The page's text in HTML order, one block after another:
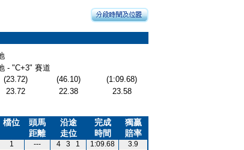
- "C+3" 賽道
(23.72) (46.10)
(1:09.68)
23.72 22.38
23.58
檔位
頭馬
距離
沿途
走位
完成
時間
獨贏
賠率
1 --- 4 3 1 1:09.68
3.9